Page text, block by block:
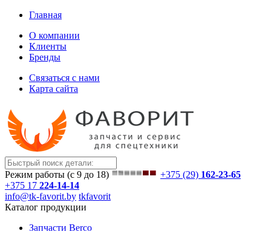
Главная
О компании
Клиенты
Бренды
Связаться с нами
Карта сайта
Режим работы (с 9 до 18) +375 (29) 162-23-65
+375 17 224-14-14
info@tk-favorit.by tkfavorit
Каталог продукции
Запчасти Berco